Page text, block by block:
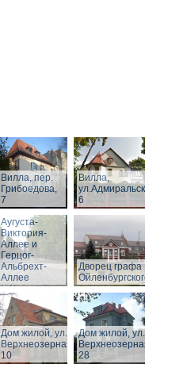
Вилла, пер.
Грибоедова,
7
Вилла,
ул.Адмиральская,
6
Виллы по
Аугуста-
Виктория-
Аллее и
Герцог-
Альбрехт-
Аллее
Дворец графа
Ойленбургского
Дом жилой, ул.
Верхнеозерная,
10
Дом жилой, ул.
Верхнеозерная,
28